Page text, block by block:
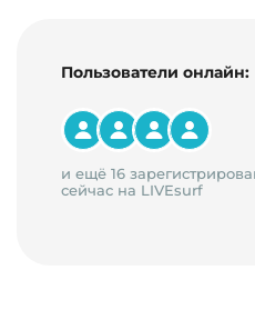
Пользователи онлайн:
и ещё 16
сейчас на LIVEsurf